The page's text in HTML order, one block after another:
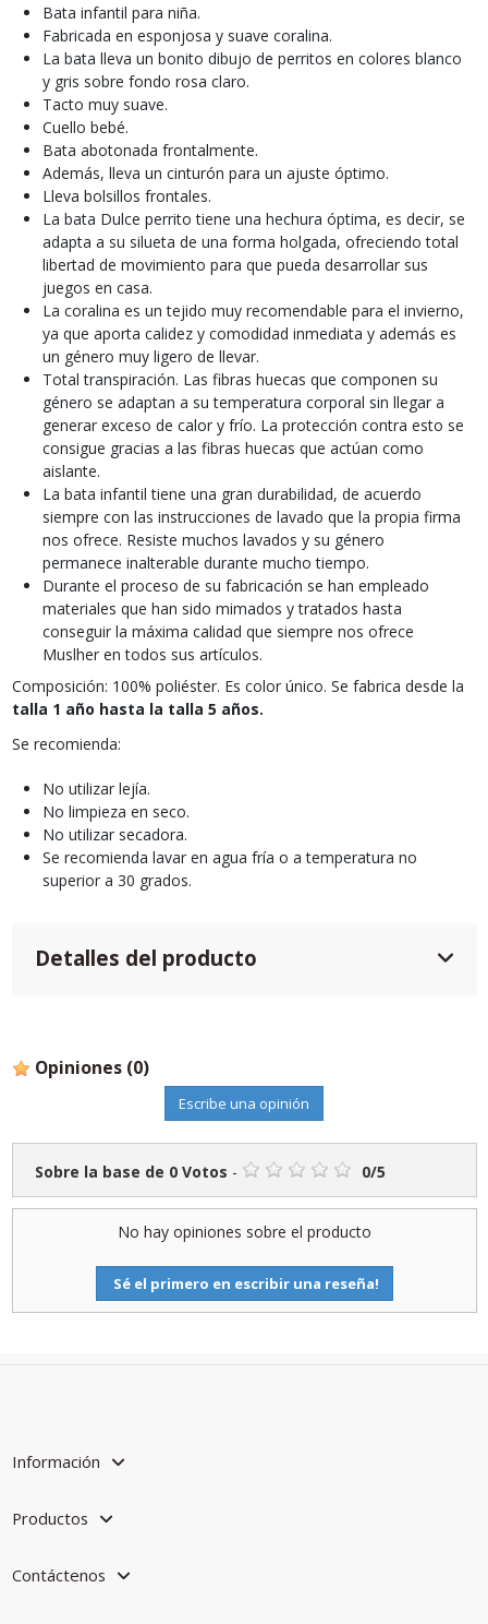
Bata infantil para niña.
Fabricada en esponjosa y suave coralina.
La bata lleva un bonito dibujo de perritos en colores blanco
y gris sobre fondo rosa claro.
Tacto muy suave.
Cuello bebé.
Bata abotonada frontalmente.
Además, lleva un cinturón para un ajuste óptimo.
Lleva bolsillos frontales.
La bata Dulce perrito tiene una hechura óptima, es decir, se
adapta a su silueta de una forma holgada, ofreciendo total
libertad de movimiento para que pueda desarrollar sus
juegos en casa.
La coralina es un tejido muy recomendable para el invierno,
ya que aporta calidez y comodidad inmediata y además es
un género muy ligero de llevar.
Total transpiración. Las fibras huecas que componen su
género se adaptan a su temperatura corporal sin llegar a
generar exceso de calor y frío. La protección contra esto se
consigue gracias a las fibras huecas que actúan como
aislante.
La bata infantil tiene una gran durabilidad, de acuerdo
siempre con las instrucciones de lavado que la propia firma
nos ofrece. Resiste muchos lavados y su género
permanece inalterable durante mucho tiempo.
Durante el proceso de su fabricación se han empleado
materiales que han sido mimados y tratados hasta
conseguir la máxima calidad que siempre nos ofrece
Muslher en todos sus artículos.
Composición: 100% poliéster. Es color único. Se fabrica desde la
talla 1 año hasta la talla 5 años.
Se recomienda:
No utilizar lejía.
No limpieza en seco.
No utilizar secadora.
Se recomienda lavar en agua fría o a temperatura no
superior a 30 grados.
Detalles del producto
Opiniones (0)
Escribe una opinión
Sobre la base de 0Votos - 0/5
No hay opiniones sobre el producto
Sé el primero en escribir una reseña!
Información
Productos
Contáctenos